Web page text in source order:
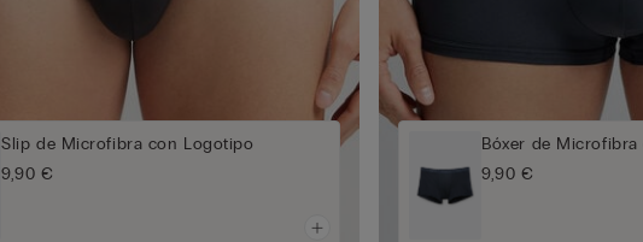
Slip de Microfibra con Logotipo
9,90 €
Bóxer de Microfibra
9,90 €